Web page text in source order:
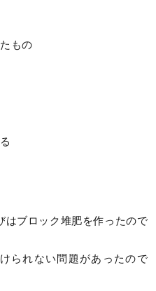
もの
はブロック堆肥を作ったので
られない問題があったので